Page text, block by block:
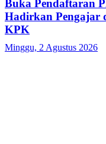
Buka Pendaftaran
Hadirkan Pengajar
KPK
Minggu, 2 Agustus 2026